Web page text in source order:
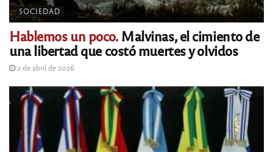
SOCIEDAD
Hablemos un poco.Malvinas, el cimiento de
una libertad que costó muertes y olvidos
2 de abril de 2026